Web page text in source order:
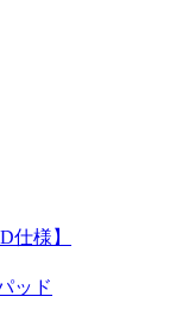
仕様】
ッド